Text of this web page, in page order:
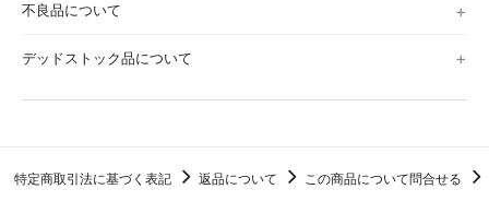
不良品について
デッドストック品について
特定商取引法に基づく表記 返品について この商品について問合せる